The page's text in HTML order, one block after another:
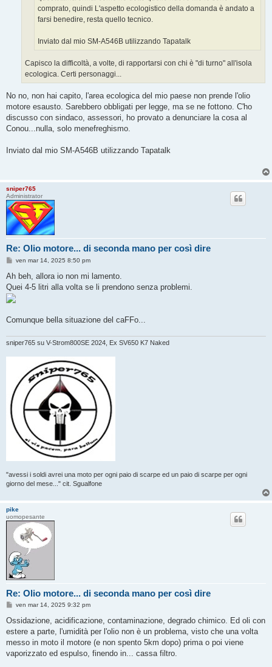
comprato, quindi L'aspetto ecologistico della domanda è andato a
farsi benedire, resta quello tecnico.
Inviato dal mio SM-A546B utilizzando Tapatalk
Capisco la difficoltà, a volte, di rapportarsi con chi è "di turno" all'isola
ecologica. Certi personaggi...
No no, non hai capito, l'area ecologica del mio paese non prende l'olio
motore esausto. Sarebbero obbligati per legge, ma se ne fottono. C'ho
discusso con sindaco, assessori, ho provato a denunciare la cosa al
Conou...nulla, solo menefreghismo.
Inviato dal mio SM-A546B utilizzando Tapatalk
sniper765
Administrator
Re: Olio motore... di seconda mano per così dire
M
s
a
g
g
o
ven mar 14, 2025 8:50 pm
Ah beh, allora io non mi lamento.
Quei 4-5 litri alla volta se li prendono senza problemi.
Comunque bella situazione del caFFo...
sniper765 su V-Strom800SE 2024, Ex SV650 K7 Naked
"avessi i soldi avrei una moto per ogni paio di scarpe ed un paio di scarpe per ogni
giorno del mese..." cit. Sgualfone
pike
uomopesante
Re: Olio motore... di seconda mano per così dire
M
s
a
g
i
ven mar 14, 2025 9:32 pm
Ossidazione, acidificazione, contaminazione, degrado chimico. Ed oli con
estere a parte, l'umidità per l'olio non è un problema, visto che una volta
messo in moto il motore (e non spento 5km dopo) prima o poi viene
vaporizzato ed espulso, finendo in... cassa filtro.